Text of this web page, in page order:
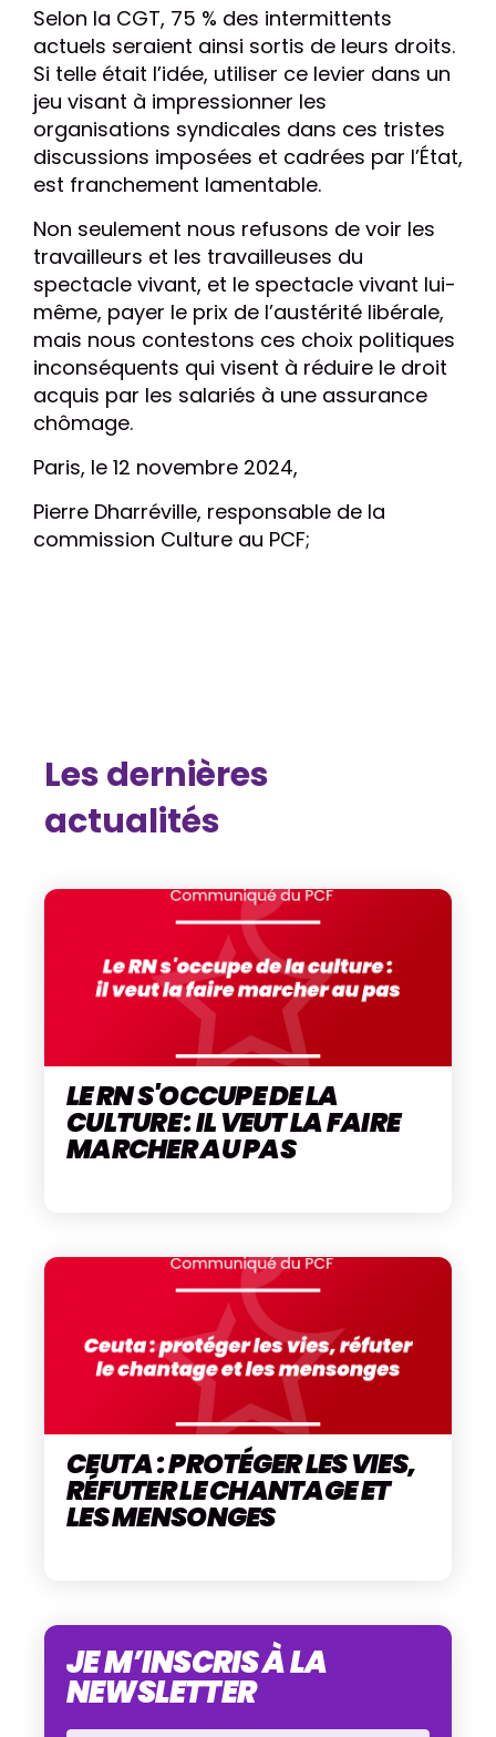
Selon la CGT, 75 % des intermittents
actuels seraient ainsi sortis de leurs droits.
Si telle était l’idée, utiliser ce levier dans un
jeu visant à impressionner les
organisations syndicales dans ces tristes
discussions imposées et cadrées par l’État,
est franchement lamentable.
Non seulement nous refusons de voir les
travailleurs et les travailleuses du
spectacle vivant, et le spectacle vivant lui-
même, payer le prix de l’austérité libérale,
mais nous contestons ces choix politiques
inconséquents qui visent à réduire le droit
acquis par les salariés à une assurance
chômage.
Paris, le 12 novembre 2024,
Pierre Dharréville, responsable de la
commission Culture au PCF;
Les dernières
actualités
LE RN S'OCCUPE DE LA
CULTURE : IL VEUT LA FAIRE
MARCHER AU PAS
CEUTA : PROTÉGER LES VIES,
RÉFUTER LE CHANTAGE ET
LES MENSONGES
JE M’INSCRIS À LA
NEWSLETTER